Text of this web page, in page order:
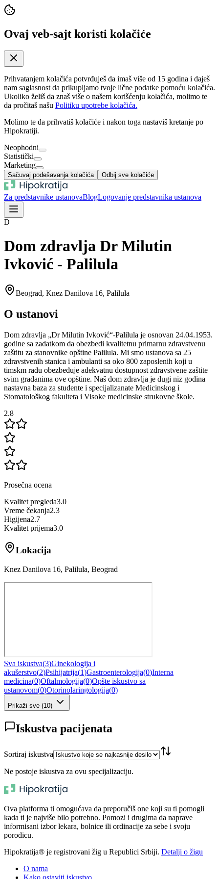
Ovaj veb-sajt koristi kolačiće
Prihvatanjem kolačića potvrđuješ da imaš više od 15 godina i daješ
nam saglasnost da prikupljamo tvoje lične podatke pomoću kolačića.
Ukoliko želiš da znaš više o našem korišćenju kolačića, molimo te
da pročitaš našu Politiku upotrebe kolačića.
Molimo te da prihvatiš kolačiće i nakon toga nastaviš kretanje po
Hipokratiji.
Neophodni
Statistički
Marketing
Sačuvaj podešavanja kolačića Odbij sve kolačiće
Za predstavnike ustanovaBlogLogovanje predstavnika ustanova
D
Dom zdravlja Dr Milutin
Ivković - Palilula
Beograd, Knez Danilova 16, Palilula
O ustanovi
Dom zdravlja „Dr Milutin Ivković“-Palilula je osnovan 24.04.1953.
godine sa zadatkom da obezbedi kvalitetnu primarnu zdravstvenu
zaštitu za stanovnike opštine Palilula. Mi smo ustanova sa 25
zdravstvenih stanica i ambulanti sa oko 800 zaposlenih koji u
timskm radu obezbeđuje adekvatnu dostupnost zdravstvene zaštite
svim građanima ove opštine. Naš dom zdravlja je dugi niz godina
nastavna baza za studente i specijalizanate Medicinskog i
Stomatološkog fakulteta i Visoke medicinske strukovne škole.
2.8
Prosečna ocena
Kvalitet pregleda3.0
Vreme čekanja2.3
Higijena2.7
Kvalitet prijema3.0
Lokacija
Knez Danilova 16, Palilula, Beograd
Sva iskustva(3)Ginekologija i
akušerstvo(2)Psihijatrija(1)Gastroenterologija(0)Interna
medicina(0)Oftalmologija(0)Opšte iskustvo sa
ustanovom(0)Otorinolaringologija(0)
Prikaži sve (10)
Iskustva pacijenata
Sortiraj iskustva
Ne postoje iskustva za ovu specijalizaciju.
Ova platforma ti omogućava da preporučiš one koji su ti pomogli
kada ti je najviše bilo potrebno. Pomozi i drugima da naprave
informisani izbor lekara, bolnice ili ordinacije za sebe i svoju
porodicu.
Hipokratija® je registrovani žig u Republici Srbiji. Detalji o žigu
O nama
Kako ostaviti iskustvo